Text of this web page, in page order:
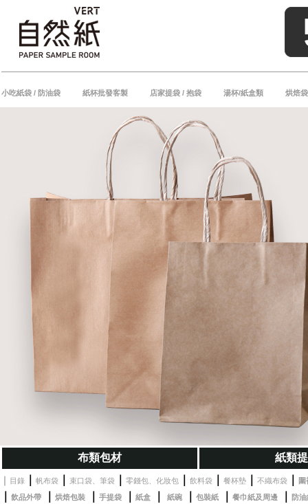
小吃紙袋 / 防油袋 紙杯批發客製 店家提袋 / 抱袋 湯杯/紙盒類 烘焙
布類包材 紙類
｜ 目錄 ｜ 帆布袋 ｜ 束口袋、筆袋 ｜ 零錢包、化妝包 ｜ 飲料袋 ｜ 餐杯墊 ｜ 不織布袋 ｜ 圍
｜ 飲品外帶 ｜ 烘焙包裝 ｜ 手提袋 ｜ 紙盒 ｜ 紙碗 ｜ 包裝紙 ｜ 餐巾紙及周邊 ｜ 防